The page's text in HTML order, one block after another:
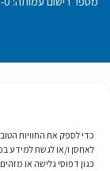
לאחסן ו/או לגשת למידע
כגון דפוסי גלישה או
פרס
ותרומה